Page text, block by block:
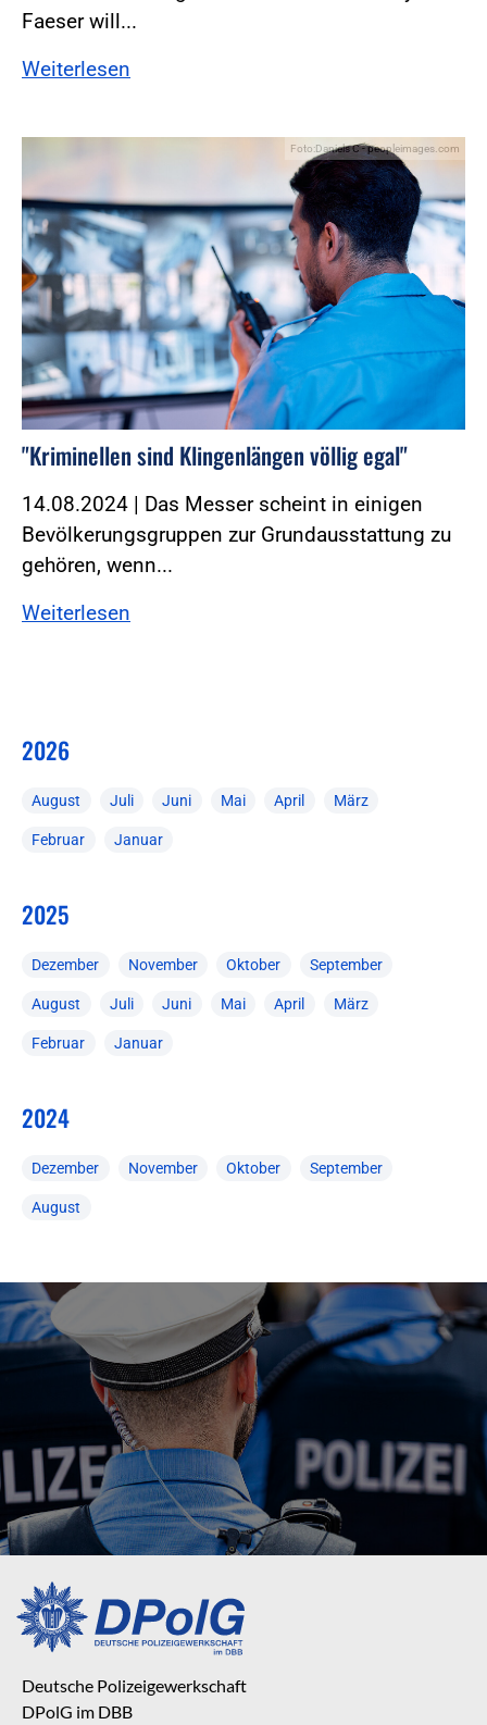
Faeser will...
Weiterlesen
Foto:Daniels C - peopleimages.com
"Kriminellen sind Klingenlängen völlig egal"
14.08.2024 | Das Messer scheint in einigen
Bevölkerungsgruppen zur Grundausstattung zu
gehören, wenn...
Weiterlesen
2026
August Juli Juni Mai April März
Februar Januar
2025
Dezember November Oktober September
August Juli Juni Mai April März
Februar Januar
2024
Dezember November Oktober September
August
Deutsche Polizeigewerkschaft
DPolG im DBB